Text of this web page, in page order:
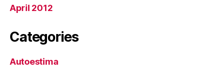
April 2012
Categories
Autoestima